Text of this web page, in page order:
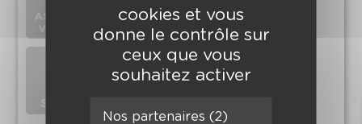
cookies et vous
donne le contrôle sur
ceux que vous
souhaitez activer
Nos partenaires (2)